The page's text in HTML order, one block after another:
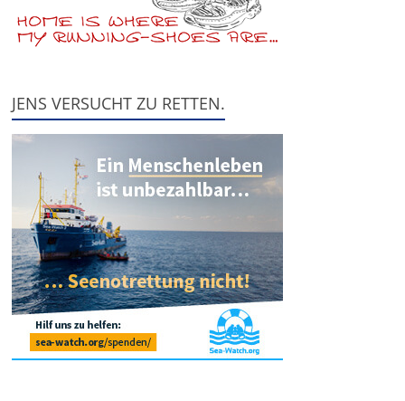
JENS VERSUCHT ZU RETTEN.